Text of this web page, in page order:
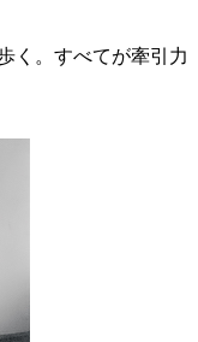
く。すべてが牽引力